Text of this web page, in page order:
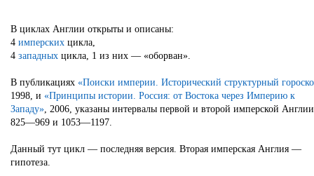
В циклах Англии открыты и описаны:
4 имперских цикла,
4 западных цикла, 1 из них — «оборван».
В публикациях «Поиски империи. Исторический структурный
1998, и «Принципы истории. Россия: от Востока через Империю к
Западу», 2006, указаны интервалы первой и второй имперской
825—969 и 1053—1197.
Данный тут цикл — последняя версия. Вторая имперская Англия —
гипотеза.